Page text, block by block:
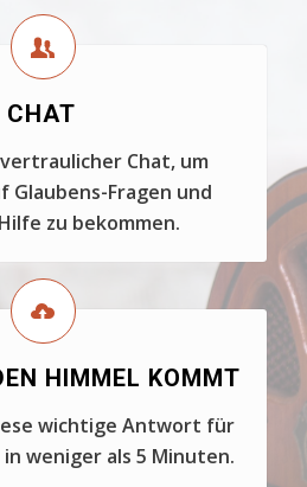
CHAT
Chat, um
Fragen und
zu bekommen.
HIMMEL KOMMT
wichtige Antwort für
weniger als 5 Minuten.